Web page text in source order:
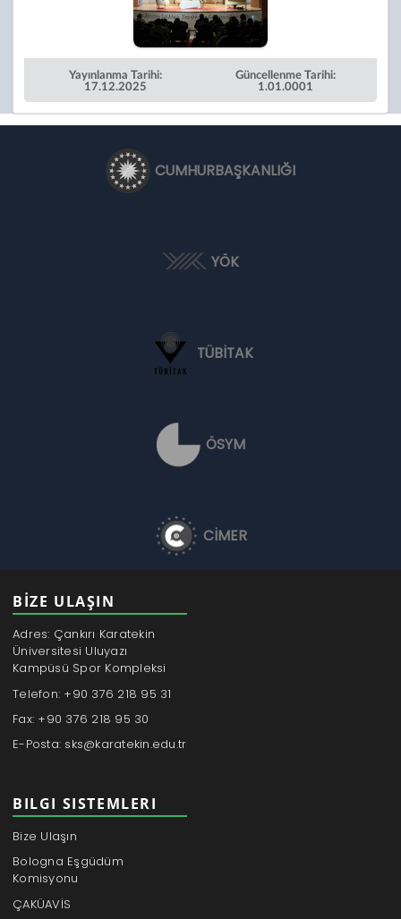
Yayınlanma Tarihi:
17.12.2025
Güncellenme Tarihi:
1.01.0001
CUMHURBAŞKANLIĞI
YÖK
TÜBİTAK
ÖSYM
CİMER
BİZE ULAŞIN
Adres: Çankırı Karatekin
Üniversitesi Uluyazı
Kampüsü Spor Kompleksi
Telefon: +90 376 218 95 31
Fax: +90 376 218 95 30
E-Posta: sks@karatekin.edu.tr
BILGI SISTEMLERI
Bize Ulaşın
Bologna Eşgüdüm
Komisyonu
ÇAKÜAVİS